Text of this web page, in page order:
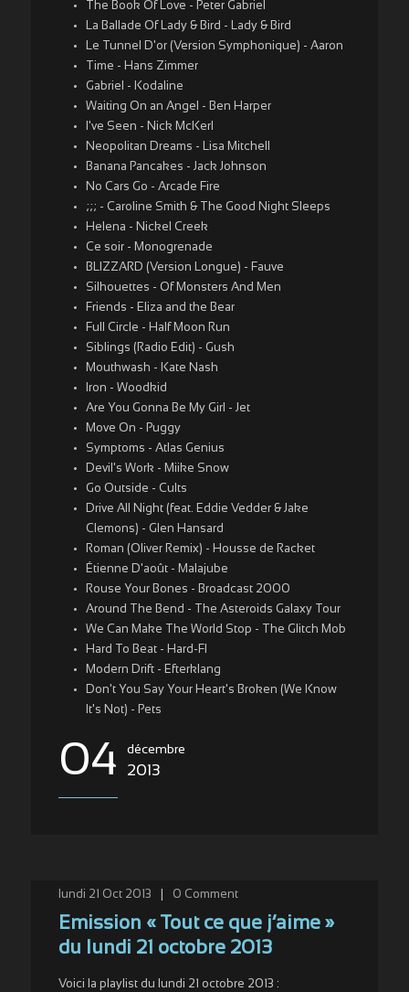
The Book Of Love - Peter Gabriel
La Ballade Of Lady & Bird - Lady & Bird
Le Tunnel D'or (Version Symphonique) - Aaron
Time - Hans Zimmer
Gabriel - Kodaline
Waiting On an Angel - Ben Harper
I've Seen - Nick McKerl
Neopolitan Dreams - Lisa Mitchell
Banana Pancakes - Jack Johnson
No Cars Go - Arcade Fire
;;; - Caroline Smith & The Good Night Sleeps
Helena - Nickel Creek
Ce soir - Monogrenade
BLIZZARD (Version Longue) - Fauve
Silhouettes - Of Monsters And Men
Friends - Eliza and the Bear
Full Circle - Half Moon Run
Siblings (Radio Edit) - Gush
Mouthwash - Kate Nash
Iron - Woodkid
Are You Gonna Be My Girl - Jet
Move On - Puggy
Symptoms - Atlas Genius
Devil's Work - Miike Snow
Go Outside - Cults
Drive All Night (feat. Eddie Vedder & Jake
Clemons) - Glen Hansard
Roman (Oliver Remix) - Housse de Racket
Étienne D'août - Malajube
Rouse Your Bones - Broadcast 2000
Around The Bend - The Asteroids Galaxy Tour
We Can Make The World Stop - The Glitch Mob
Hard To Beat - Hard-FI
Modern Drift - Efterklang
Don't You Say Your Heart's Broken (We Know
It's Not) - Pets
04 décembre
2013
lundi 21 Oct 2013 0 Comment
Emission « Tout ce que j’aime »
du lundi 21 octobre 2013
Voici la playlist du lundi 21 octobre 2013 :